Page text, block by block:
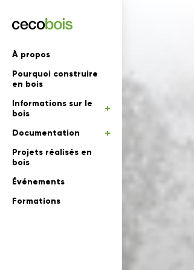
À propos
Pourquoi construire
en bois
Informations sur le
bois
Documentation
Projets réalisés en
bois
Événements
Formations
en bois